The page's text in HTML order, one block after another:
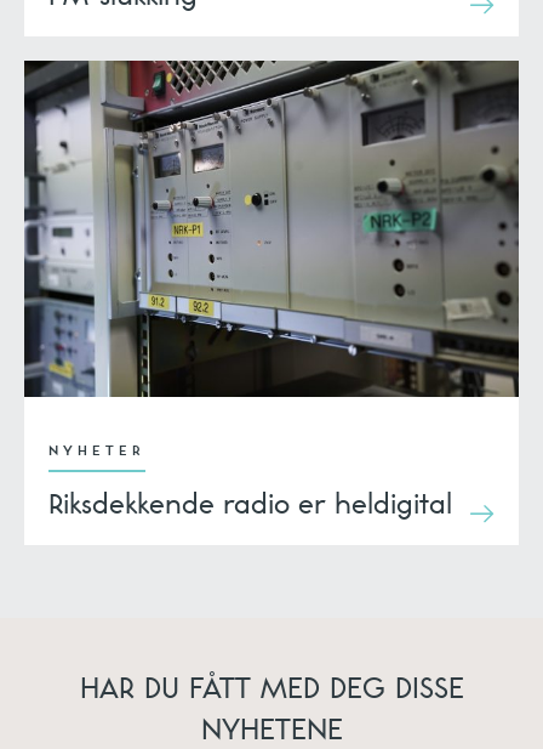
NYHETER
Riksdekkende radio er heldigital
HAR DU FÅTT MED DEG DISSE
NYHETENE